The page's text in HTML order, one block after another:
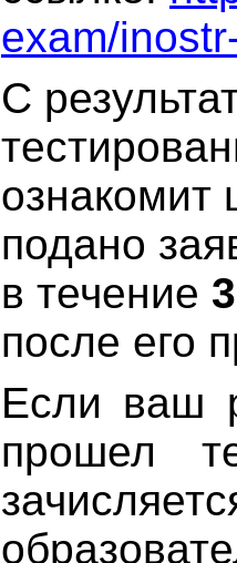
exam/
С
ознакомит
подано
в течение
после его
Если ваш
прошел